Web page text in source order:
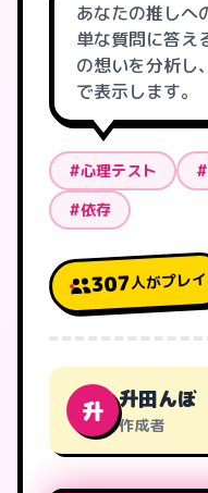
あなたの推しへ
単な質問に答え
の想いを分析し
で表示します。
#心理テスト
#依存
307人がプレイ
升 升田んぼ
作成者